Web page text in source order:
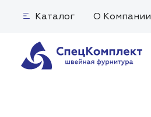
Каталог О Компании